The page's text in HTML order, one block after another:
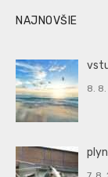
NAJNOVŠIE
8.